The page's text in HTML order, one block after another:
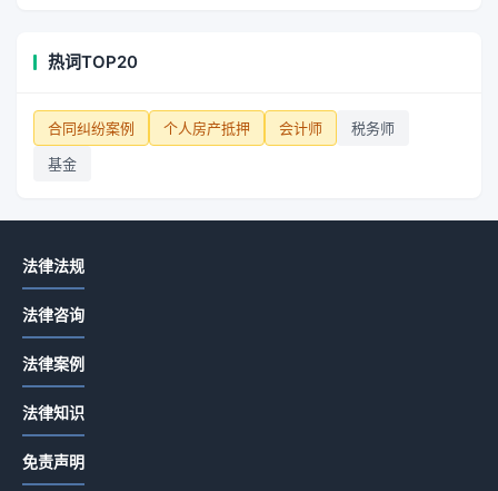
热词TOP20
合同纠纷案例 个人房产抵押 会计师
税务师
基金
法律法规
法律咨询
法律案例
法律知识
免责声明